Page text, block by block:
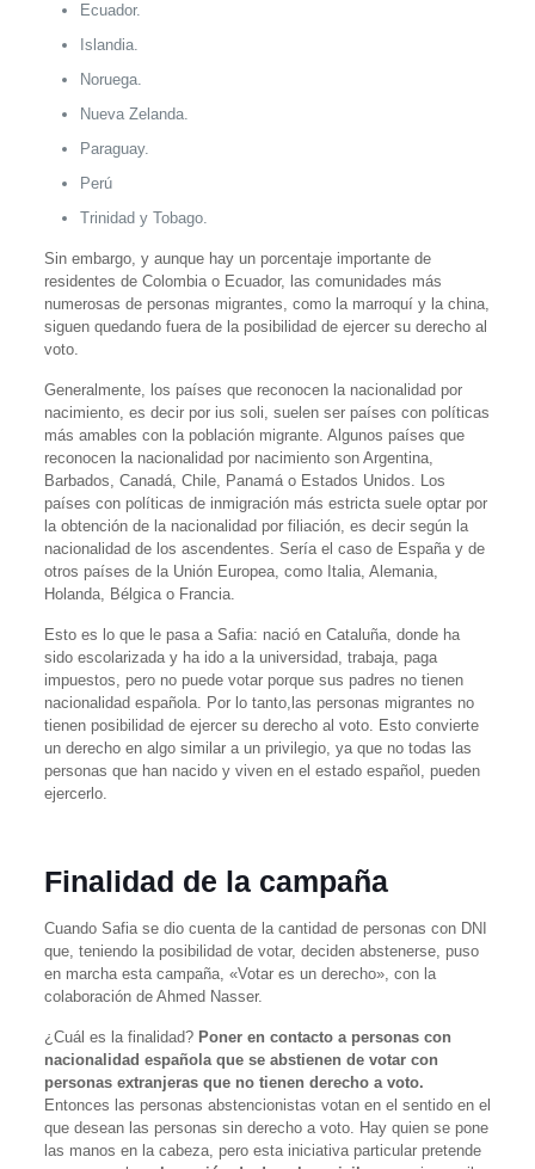
Ecuador.
Islandia.
Noruega.
Nueva Zelanda.
Paraguay.
Perú
Trinidad y Tobago.
Sin embargo, y aunque hay un porcentaje importante de
residentes de Colombia o Ecuador, las comunidades más
numerosas de personas migrantes, como la marroquí y la china,
siguen quedando fuera de la posibilidad de ejercer su derecho al
voto.
Generalmente, los países que reconocen la nacionalidad por
nacimiento, es decir por ius soli, suelen ser países con políticas
más amables con la población migrante. Algunos países que
reconocen la nacionalidad por nacimiento son Argentina,
Barbados, Canadá, Chile, Panamá o Estados Unidos. Los
países con políticas de inmigración más estricta suele optar por
la obtención de la nacionalidad por filiación, es decir según la
nacionalidad de los ascendentes. Sería el caso de España y de
otros países de la Unión Europea, como Italia, Alemania,
Holanda, Bélgica o Francia.
Esto es lo que le pasa a Safia: nació en Cataluña, donde ha
sido escolarizada y ha ido a la universidad, trabaja, paga
impuestos, pero no puede votar porque sus padres no tienen
nacionalidad española. Por lo tanto,las personas migrantes no
tienen posibilidad de ejercer su derecho al voto. Esto convierte
un derecho en algo similar a un privilegio, ya que no todas las
personas que han nacido y viven en el estado español, pueden
ejercerlo.
Finalidad de la campaña
Cuando Safia se dio cuenta de la cantidad de personas con DNI
que, teniendo la posibilidad de votar, deciden abstenerse, puso
en marcha esta campaña, «Votar es un derecho», con la
colaboración de Ahmed Nasser.
¿Cuál es la finalidad? Poner en contacto a personas con
nacionalidad española que se abstienen de votar con
personas extranjeras que no tienen derecho a voto.
Entonces las personas abstencionistas votan en el sentido en el
que desean las personas sin derecho a voto. Hay quien se pone
las manos en la cabeza, pero esta iniciativa particular pretende